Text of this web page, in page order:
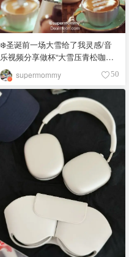
❄️圣诞前一场大雪给了我灵感/音
乐视频分享做杯“大雪压青松咖啡
雕花”圣诞树🎄
supermommy 50